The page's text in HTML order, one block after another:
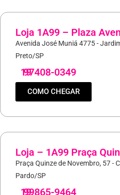
Loja 1A99 – Plaza
Avenida José Muniá 4775 -
Preto/SP
19
97408-0349
COMO CHEGAR
Loja – 1A99 Praça
Praça Quinze de Novembro, 57 -
Pardo/SP
19
99865-9464